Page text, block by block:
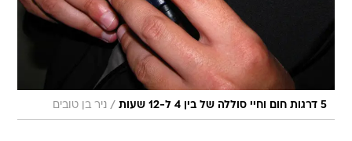
5 דרגות חום וחיי סוללה של בין 4 ל-12 שעות / ניר בן טובים